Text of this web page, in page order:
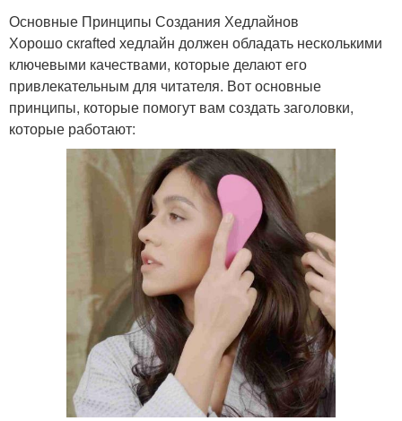
Основные Принципы Создания Хедлайнов
Хорошо скrafted хедлайн должен обладать несколькими
ключевыми качествами, которые делают его
привлекательным для читателя. Вот основные
принципы, которые помогут вам создать заголовки,
которые работают: